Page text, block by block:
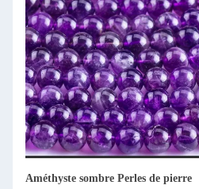
Améthyste sombre Perles de pierre